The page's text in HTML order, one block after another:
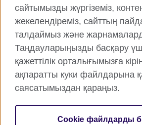
Instagram
Flickr
British Council жаһанды түрде
Құпиялық және пайдалану шарттары
Cookie файлдары
сайтымызды жүргіземіз,
жекелендіреміз, сайттың
талдаймыз және
Таңдауларыңызды басқару
қажеттілік орталығымызға
ақпаратты куки файлдарына
саясатымыздан қараңыз.
Cookie файлдарды